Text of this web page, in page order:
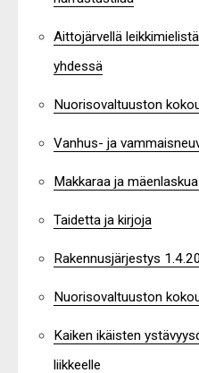
Aittojärvellä
yhdessä
Nuorisovaltuuston
Vanhus- ja
Makkaraa ja
Taidetta ja kirjoja
Rakennusjärjestys
Nuorisovaltuuston
Kaiken ikäisten
liikkeelle